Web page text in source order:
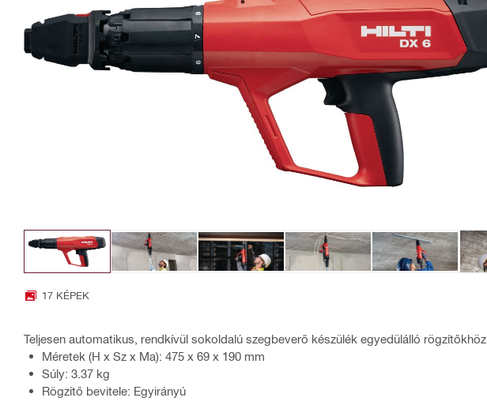
17 KÉPEK
Teljesen automatikus, rendkívül sokoldalú szegbeverő készülék egyedülálló rögzítőkhöz
Méretek (H x Sz x Ma): 475 x 69 x 190 mm
Súly: 3.37 kg
Rögzítő bevitele: Egyirányú